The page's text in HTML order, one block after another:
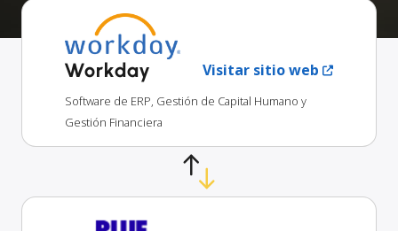
Workday Visitar sitio web
Software de ERP, Gestión de Capital Humano y
Gestión Financiera